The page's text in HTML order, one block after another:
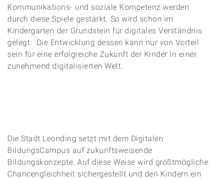
Kommunikations- und soziale Kompetenz werden
durch diese Spiele gestärkt. So wird schon im
Kindergarten der Grundstein für digitales Verständnis
gelegt. Die Entwicklung dessen kann nur von Vorteil
sein für eine erfolgreiche Zukunft der Kinder in einer
zunehmend digitalisierten Welt.
Die Stadt Leonding setzt mit dem Digitalen
BildungsCampus auf zukunftsweisende
Bildungskonzepte. Auf diese Weise wird größtmögliche
Chancengleichheit sichergestellt und den Kindern ein